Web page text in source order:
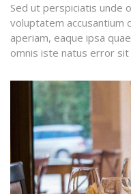
Sed ut perspiciatis unde
voluptatem accusantium
aperiam, eaque ipsa
omnis iste natus error sit